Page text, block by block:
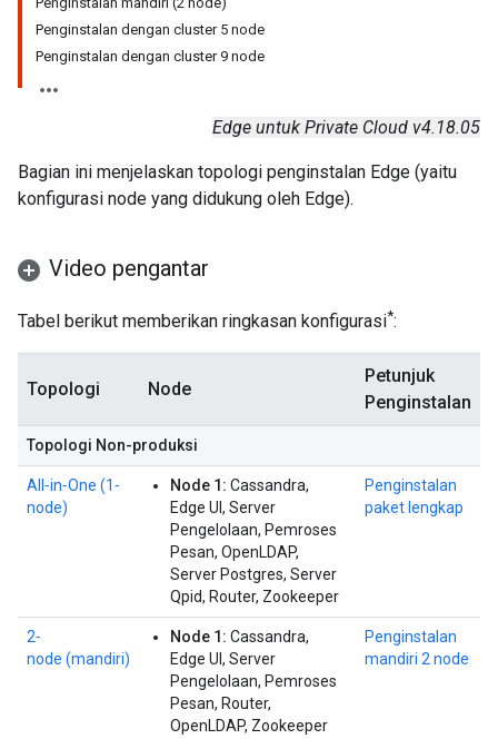
Penginstalan dengan cluster 5 node
Penginstalan dengan cluster 9 node
Edge untuk Private Cloud v4.18.05
Bagian ini menjelaskan topologi penginstalan Edge (yaitu
konfigurasi node yang didukung oleh Edge).
Video pengantar
Tabel berikut memberikan ringkasan konfigurasi*:
Topologi Node
Petunjuk
Penginstalan
Topologi Non-produksi
All‐in‐One (1‐
node)
Node 1: Cassandra,
Edge UI, Server
Pengelolaan, Pemroses
Pesan, OpenLDAP,
Server Postgres, Server
Qpid, Router, Zookeeper
Penginstalan
paket lengkap
2‐
node (mandiri)
Node 1: Cassandra,
Edge UI, Server
Pengelolaan, Pemroses
Pesan, Router,
OpenLDAP, Zookeeper
Penginstalan
mandiri 2 node